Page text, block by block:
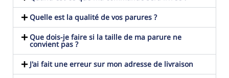
Quelle est la qualité de vos parures ?
Que dois-je faire si la taille de ma parure ne
convient pas ?
J'ai fait une erreur sur mon adresse de livraison